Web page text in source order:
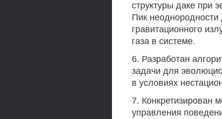
структуры даке при
Пик
гравитационного
газа в системе.
6. Разработан
задачи для
в условиях
7. Конкретизирован
управления